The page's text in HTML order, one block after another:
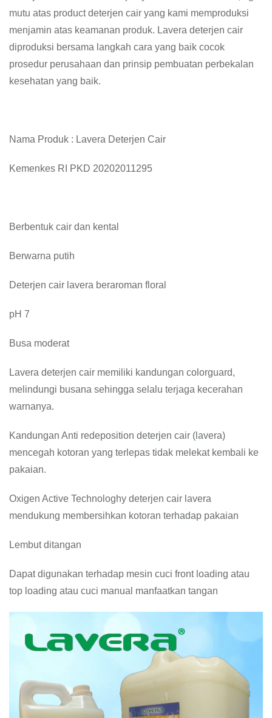
mutu atas product deterjen cair yang kami memproduksi
menjamin atas keamanan produk. Lavera deterjen cair
diproduksi bersama langkah cara yang baik cocok
prosedur perusahaan dan prinsip pembuatan perbekalan
kesehatan yang baik.
Nama Produk : Lavera Deterjen Cair
Kemenkes RI PKD 20202011295
Berbentuk cair dan kental
Berwarna putih
Deterjen cair lavera beraroman floral
pH 7
Busa moderat
Lavera deterjen cair memiliki kandungan colorguard,
melindungi busana sehingga selalu terjaga kecerahan
warnanya.
Kandungan Anti redeposition deterjen cair (lavera)
mencegah kotoran yang terlepas tidak melekat kembali ke
pakaian.
Oxigen Active Technologhy deterjen cair lavera
mendukung membersihkan kotoran terhadap pakaian
Lembut ditangan
Dapat digunakan terhadap mesin cuci front loading atau
top loading atau cuci manual manfaatkan tangan